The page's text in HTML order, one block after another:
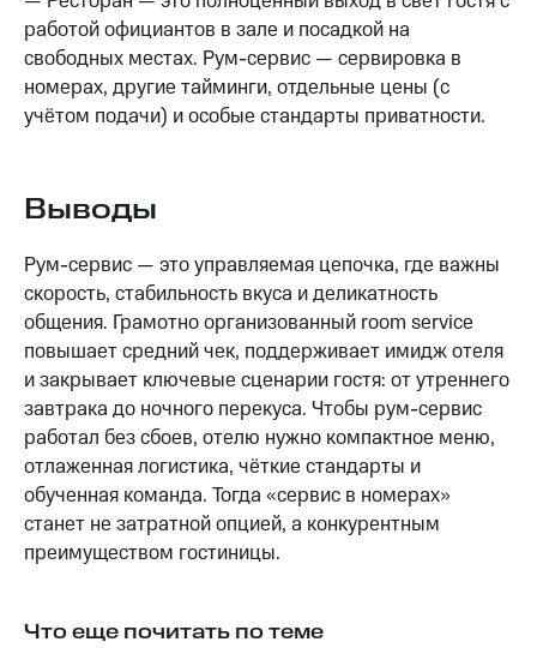
работой официантов в зале и посадкой на
свободных местах. Рум-сервис — сервировка в
номерах, другие тайминги, отдельные цены (с
учётом подачи) и особые стандарты приватности.
Выводы
Рум-сервис — это управляемая цепочка, где важны
скорость, стабильность вкуса и деликатность
общения. Грамотно организованный room service
повышает средний чек, поддерживает имидж отеля
и закрывает ключевые сценарии гостя: от утреннего
завтрака до ночного перекуса. Чтобы рум-сервис
работал без сбоев, отелю нужно компактное меню,
отлаженная логистика, чёткие стандарты и
обученная команда. Тогда «сервис в номерах»
станет не затратной опцией, а конкурентным
преимуществом гостиницы.
Что еще почитать по теме